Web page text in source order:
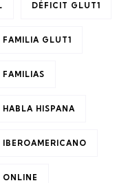
DÉFICIT GLUT1
GLUT1
FAMILIAS
HABLA HISPANA
IBEROAMERICANO
ONLINE